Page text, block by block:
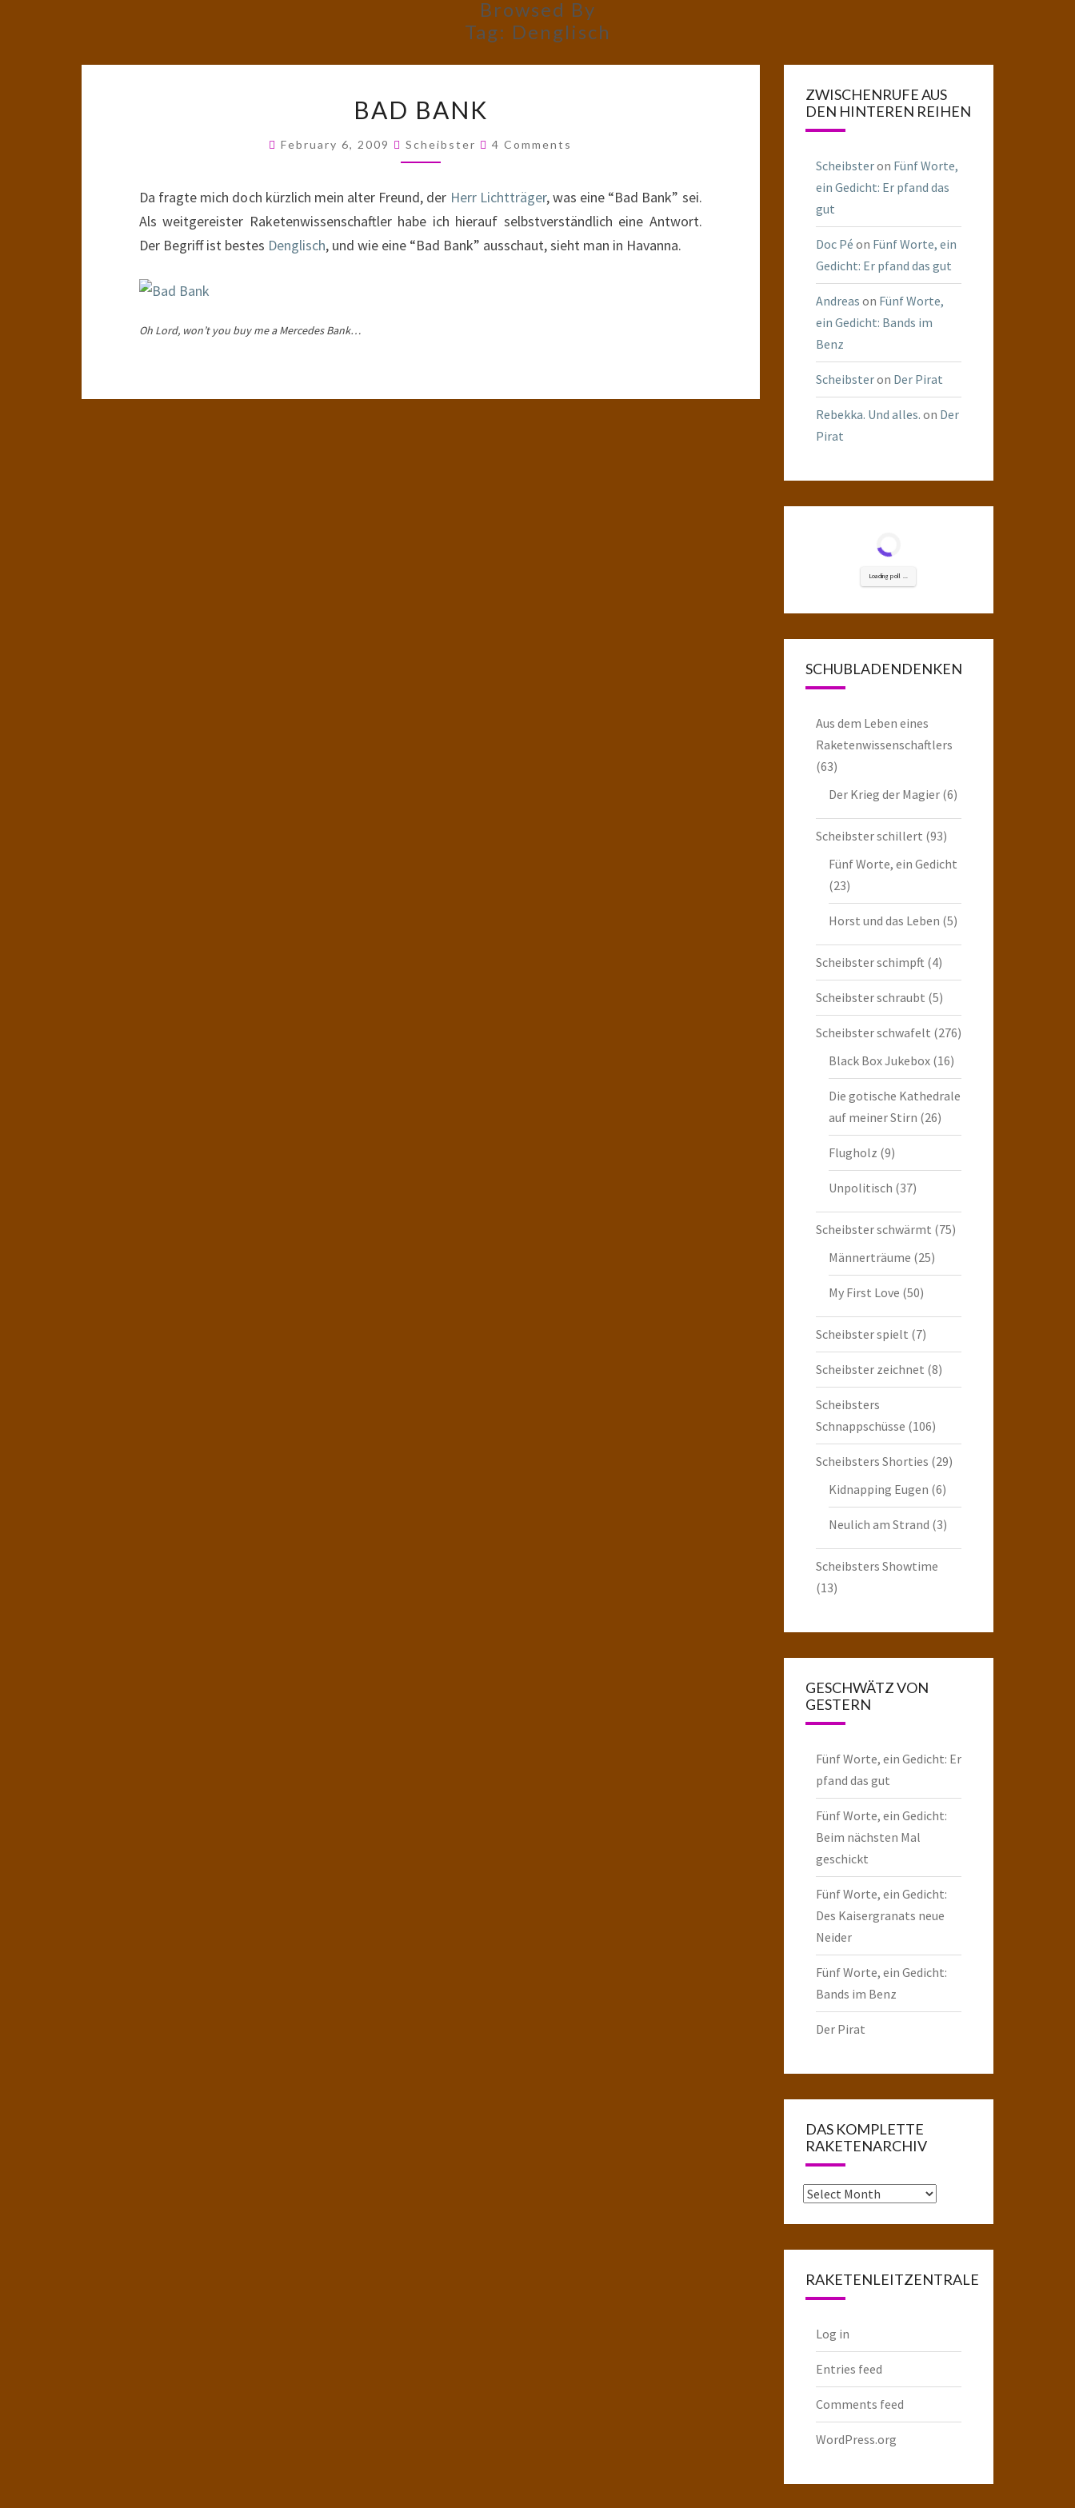
Browsed By
Tag: Denglisch
BANK
BAD BANK
February 6, 2009 Scheibster Comments
4 Comments
Da fragte mich doch kürzlich mein alter Freund, der Herr Lichtträger, was eine “Bad Bank” sei.
Als weitgereister Raketenwissenschaftler habe ich hierauf selbstverständlich eine Antwort.
Der Begriff ist bestes Denglisch, und wie eine “Bad Bank” ausschaut, sieht man in Havanna.
Oh Lord, won’t you buy me a Mercedes Bank…
ZWISCHENRUFE AUS
DEN HINTEREN REIHEN
Scheibsteron Fünf Worte,
ein Gedicht: Er pfand das
gut
Doc Pé on Fünf Worte, ein
Gedicht: Er pfand das gut
Andreas on Fünf Worte,
ein Gedicht: Bands im
Benz
Scheibsteron Der Pirat
Rebekka. Und alles. on Der
Pirat
Loading poll ...
SCHUBLADENDENKEN
Aus dem Leben eines
Raketenwissenschaftlers
(63)
Der Krieg der Magier(6)
Scheibster schillert (93)
Fünf Worte, ein Gedicht
(23)
Horst und das Leben (5)
Scheibster schimpft (4)
Scheibster schraubt (5)
Scheibster schwafelt (276)
Black Box Jukebox(16)
Die gotische Kathedrale
auf meiner Stirn (26)
Flugholz (9)
Unpolitisch (37)
Scheibster schwärmt (75)
Männerträume (25)
My First Love (50)
Scheibster spielt (7)
Scheibster zeichnet (8)
Scheibsters
Schnappschüsse (106)
Scheibsters Shorties (29)
Kidnapping Eugen (6)
Neulich am Strand (3)
Scheibsters Showtime
(13)
GESCHWÄTZ VON
GESTERN
Fünf Worte, ein Gedicht: Er
pfand das gut
Fünf Worte, ein Gedicht:
Beim nächsten Mal
geschickt
Fünf Worte, ein Gedicht:
Des Kaisergranats neue
Neider
Fünf Worte, ein Gedicht:
Bands im Benz
Der Pirat
DAS KOMPLETTE
RAKETENARCHIV
Das
RAKETENLEITZENTRALE
Log in
Entries feed
Comments feed
WordPress.org